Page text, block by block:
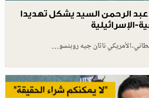
الرحمن السيد يشكل تهديدا
الإسرائيلية
الأمريكي ناثان جيه روبنسو…